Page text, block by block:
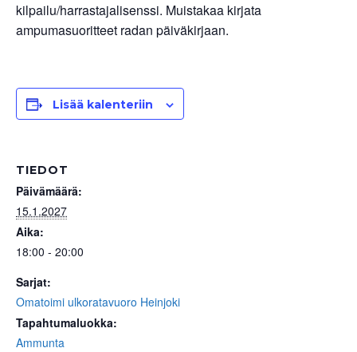
kilpailu/harrastajalisenssi. Muistakaa kirjata
ampumasuoritteet radan päiväkirjaan.
Lisää kalenteriin
TIEDOT
Päivämäärä:
15.1.2027
Aika:
18:00 - 20:00
Sarjat:
Omatoimi ulkoratavuoro Heinjoki
Tapahtumaluokka:
Ammunta